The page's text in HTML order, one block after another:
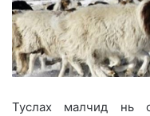
Туслах малчид нь